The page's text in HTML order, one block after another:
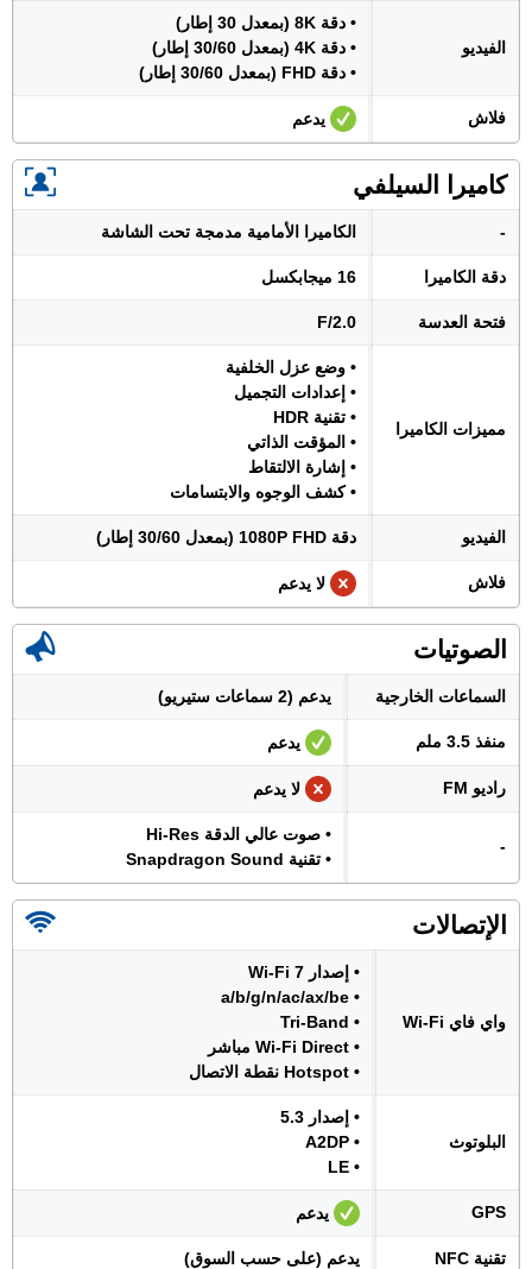
الفيديو
• دقة 8K (بمعدل 30 إطار)
• دقة 4K (بمعدل 30/60 إطار)
• دقة FHD (بمعدل 30/60 إطار)
فلاش يدعم
كاميرا السيلفي
- الكاميرا الأمامية مدمجة تحت الشاشة
دقة الكاميرا 16 ميجابكسل
فتحة العدسة F/2.0
مميزات الكاميرا
• وضع عزل الخلفية
• إعدادات التجميل
• تقنية HDR
• المؤقت الذاتي
• إشارة الالتقاط
• كشف الوجوه والابتسامات
الفيديو دقة 1080P FHD (بمعدل 30/60 إطار)
فلاش لا يدعم
الصوتيات
السماعات الخارجية يدعم (2 سماعات ستيريو)
منفذ 3.5 ملم يدعم
راديو FM لا يدعم
-
• صوت عالي الدقة Hi-Res
• تقنية Snapdragon Sound
الإتصالات
واي فاي Wi-Fi
• إصدار Wi-Fi 7
• a/b/g/n/ac/ax/be
• Tri-Band
• Wi-Fi Direct مباشر
• Hotspot نقطة الاتصال
البلوتوث
• إصدار 5.3
• A2DP
• LE
GPS يدعم
تقنية NFC يدعم (على حسب السوق)